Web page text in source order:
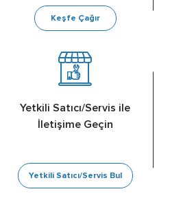
Keşfe Çağır
Yetkili Satıcı/Servis ile
İletişime Geçin
Yetkili Satıcı/Servis Bul